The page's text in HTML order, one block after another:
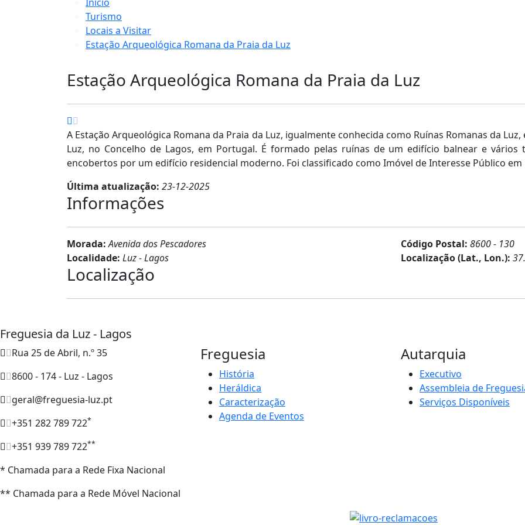
Turismo
Locais a Visitar
Estação Arqueológica Romana da Praia da Luz
Estação Arqueológica Romana da Praia da Luz
A Estação Arqueológica Romana da Praia da Luz, igualmente conhecida como Ruínas Romanas da
Luz, no Concelho de Lagos, em Portugal. É formado pelas ruínas de um edifício balnear e
encobertos por um edifício residencial moderno. Foi classificado como Imóvel de Interesse Público em
Última atualização: 23-12-2025
Informações
Morada:Avenida dos Pescadores Código Postal: 8600 - 130
Localidade: Luz - Lagos Localização (Lat., Lon.):
Localização
Freguesia da Luz - Lagos
Rua 25 de Abril, n.º 35
8600 - 174 - Luz - Lagos
geral@freguesia-luz.pt
+351 282 789 722*
+351 939 789 722**
* Chamada para a Rede Fixa Nacional
** Chamada para a Rede Móvel Nacional
Freguesia
História
Heráldica
Caracterização
Agenda de Eventos
Autarquia
Executivo
Assembleia de
Serviços Disponíveis